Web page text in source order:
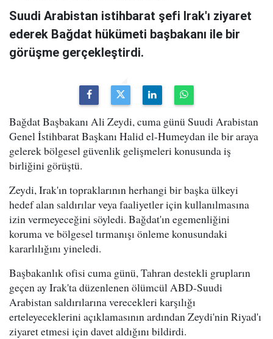
Suudi Arabistan istihbarat şefi Irak'ı ziyaret
ederek Bağdat hükümeti başbakanı ile bir
görüşme gerçekleştirdi.
Bağdat Başbakanı Ali Zeydi, cuma günü Suudi Arabistan
Genel İstihbarat Başkanı Halid el-Humeydan ile bir araya
gelerek bölgesel güvenlik gelişmeleri konusunda iş
birliğini görüştü.
Zeydi, Irak'ın topraklarının herhangi bir başka ülkeyi
hedef alan saldırılar veya faaliyetler için kullanılmasına
izin vermeyeceğini söyledi. Bağdat'ın egemenliğini
koruma ve bölgesel tırmanışı önleme konusundaki
kararlılığını yineledi.
Başbakanlık ofisi cuma günü, Tahran destekli grupların
geçen ay Irak'ta düzenlenen ölümcül ABD-Suudi
Arabistan saldırılarına verecekleri karşılığı
erteleyeceklerini açıklamasının ardından Zeydi'nin Riyad'ı
ziyaret etmesi için davet aldığını bildirdi.